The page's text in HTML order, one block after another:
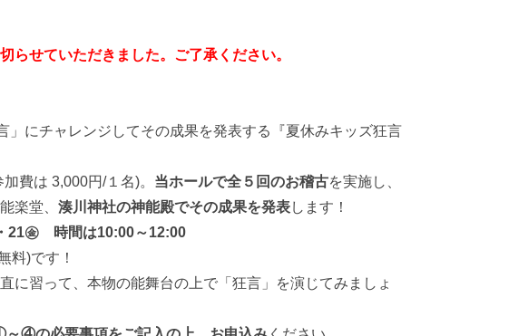
せていただきました。ご了承ください。
」にチャレンジしてその成果を発表する『夏休みキッズ狂言
費は 3,000円/１名)。 当ホールで全５回のお稽古を実施し、
楽堂、湊川神社の神能殿でその成果を発表します！
21㊎ 時間は10:00～12:00
料)です！
に習って、本物の能舞台の上で「狂言」を演じてみましょ